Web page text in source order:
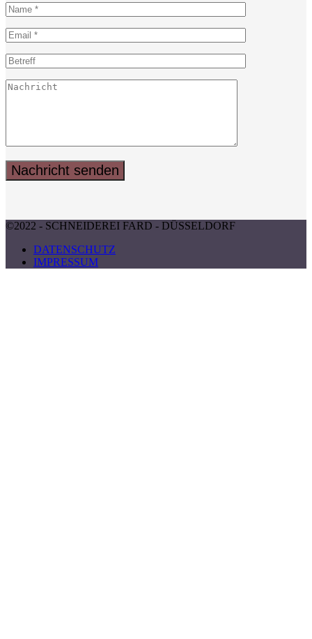
Name
*
Email
*
Subject
Message
©2022 - SCHNEIDEREI FARD - DÜSSELDORF
DATENSCHUTZ
IMPRESSUM